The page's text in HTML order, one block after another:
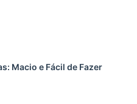
Macio e Fácil de Fazer